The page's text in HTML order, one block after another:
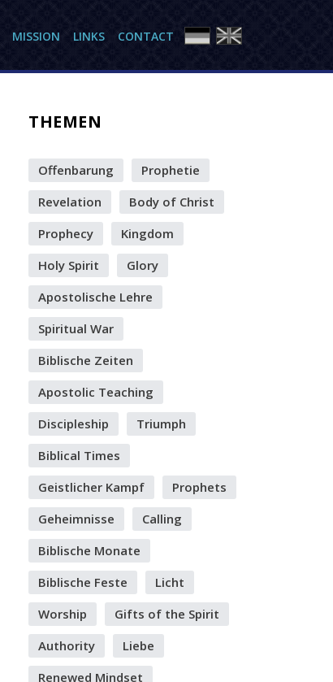
MISSION LINKS CONTACT
THEMEN
Offenbarung
Prophetie
Revelation
Body of Christ
Prophecy
Kingdom
Holy Spirit
Glory
Apostolische Lehre
Spiritual War
Biblische Zeiten
Apostolic Teaching
Discipleship
Triumph
Biblical Times
Geistlicher Kampf
Prophets
Geheimnisse
Calling
Biblische Monate
Biblische Feste
Licht
Worship
Gifts of the Spirit
Authority
Liebe
Renewed Mindset